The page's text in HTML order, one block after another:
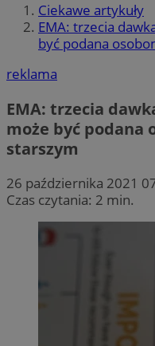
Ciekawe artykuły
EMA: trzecia
być podana
reklama
EMA: trzecia
może być podana
starszym
26 października 2021
Czas czytania: 2 min.